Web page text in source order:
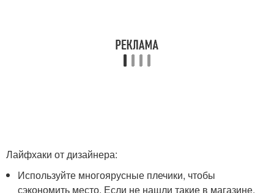
Лайфхаки от дизайнера:
Используйте многоярусные плечики, чтобы
сэкономить место. Если не нашли такие в магазине,